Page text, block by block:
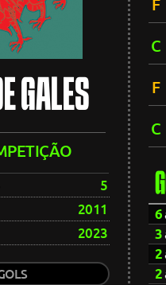
GALES
5
2011
2023
F
C
F
C
6
3
2
2